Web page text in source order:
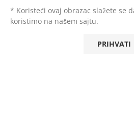
* Koristeći ovaj obrazac slažete se
koristimo na našem sajtu.